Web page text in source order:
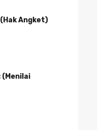
(Hak Angket)
(Menilai